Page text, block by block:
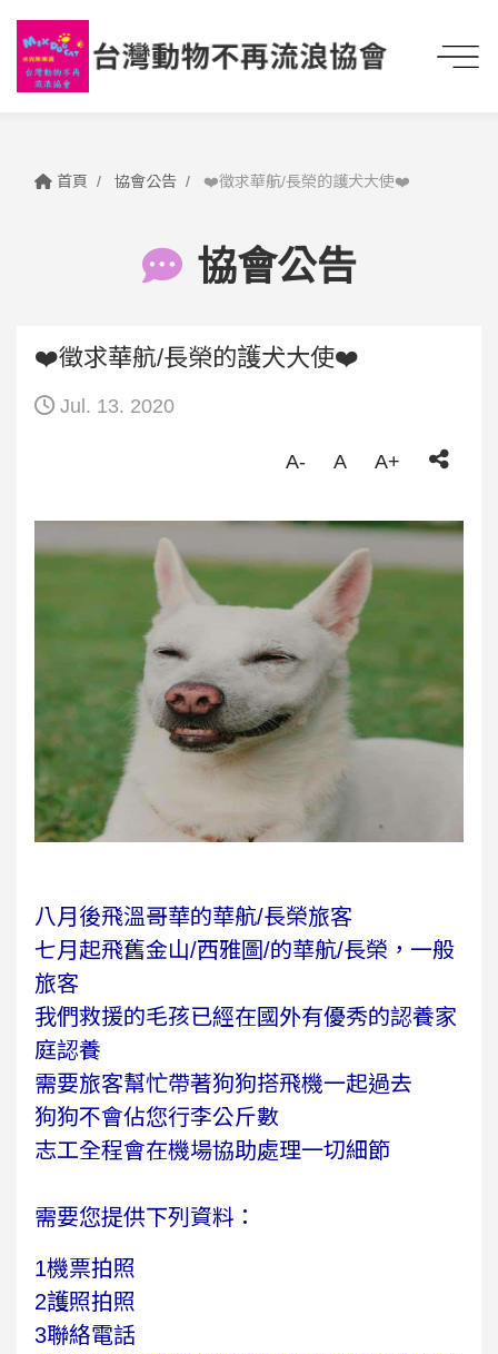
首頁 協會公告 ❤️徵求華航/長榮的護犬大使❤️
協會公告
❤️徵求華航/長榮的護犬大使❤️
Jul. 13. 2020
A- A A+
八月後飛溫哥華的華航/長榮旅客
七月起飛舊金山/西雅圖/的華航/長榮，一般
旅客
我們救援的毛孩已經在國外有優秀的認養家
庭認養
需要旅客幫忙帶著狗狗搭飛機一起過去
狗狗不會佔您行李公斤數
志工全程會在機場協助處理一切細節
需要您提供下列資料：
1機票拍照
2護照拍照
3聯絡電話